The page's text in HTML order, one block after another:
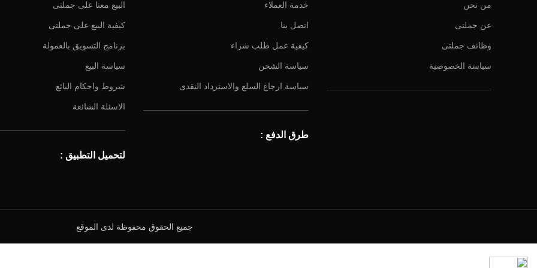
من نحن
عن جملتى
وظائف جملتى
سياسة الخصوصية
خدمة العملاء
اتصل بنا
كيفية عمل طلب شراء
سياسة الشحن
سياسة ارجاع السلع والاسترداد النقدى
طرق الدفع :
البيع معنا على جملتى
كيفية البيع على جملتى
برنامج التسويق بالعمولة
سياسة البيع
شروط واحكام البائع
الاسئلة الشائعة
لتحميل التطبيق :
جميع الحقوق محفوظة لدى الموقع